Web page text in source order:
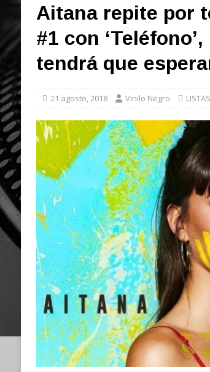
Aitana repite por
#1 con
tendrá que
21 agosto, 2018 Vinilo Negro LISTAS